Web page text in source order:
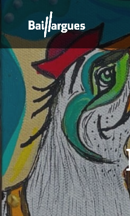
Skip
content